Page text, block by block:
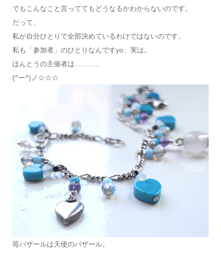
でもこんなこと言っててもどうなるかわからないのです。
だって、
私が自分ひとりで全部決めているわけではないのです。
私も「参加者」のひとりなんですyo、実は。
ほんとうの主催者は………..
(^ー^)ノ☆☆☆
苺バザールは天使のバザール。